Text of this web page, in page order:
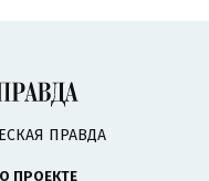
ПРАВДА
О ПРОЕКТЕ